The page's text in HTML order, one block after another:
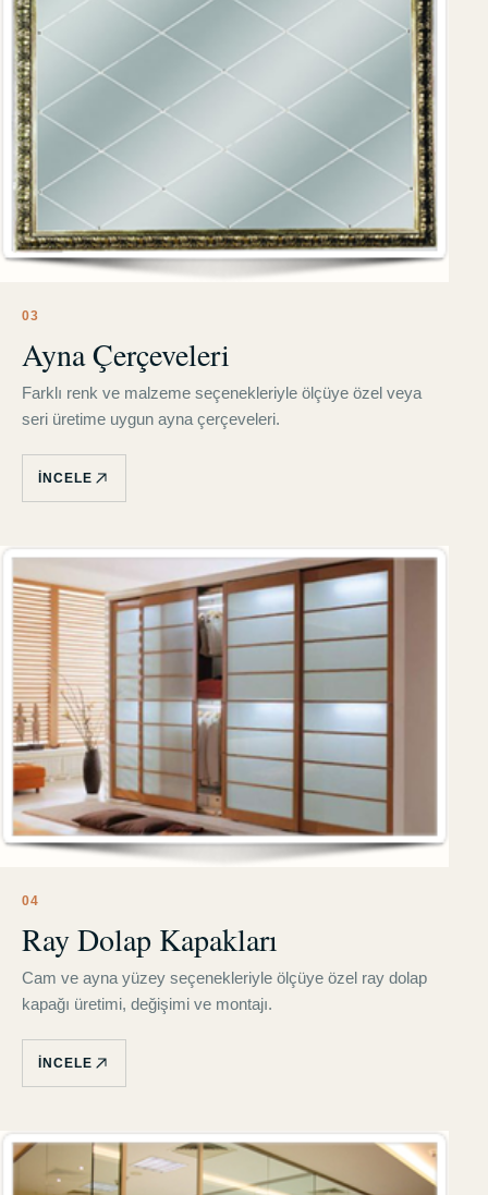
03
Ayna Çerçeveleri
Farklı renk ve malzeme seçenekleriyle ölçüye özel veya
seri üretime uygun ayna çerçeveleri.
İNCELE
04
Ray Dolap Kapakları
Cam ve ayna yüzey seçenekleriyle ölçüye özel ray dolap
kapağı üretimi, değişimi ve montajı.
İNCELE